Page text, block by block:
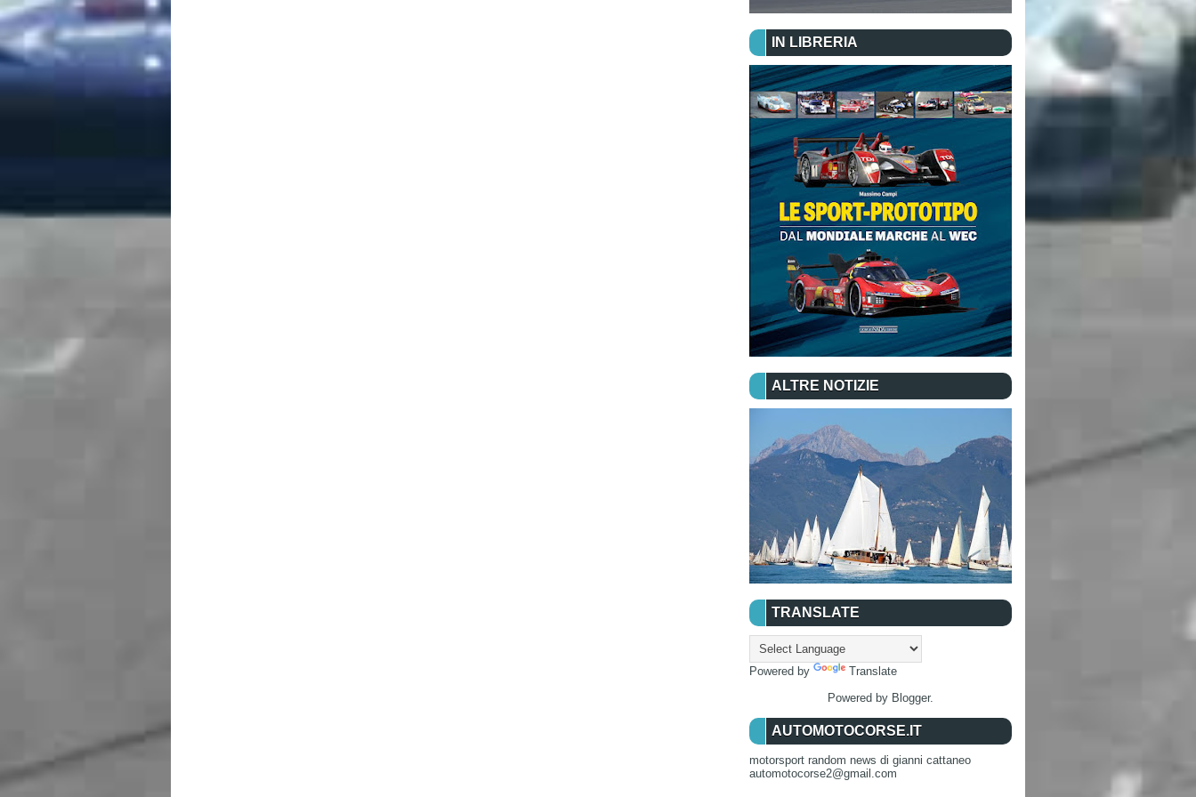
IN LIBRERIA
ALTRE NOTIZIE
TRANSLATE
Powered by
Translate
Powered by Blogger.
AUTOMOTOCORSE.IT
motorsport random news di gianni cattaneo
automotocorse2@gmail.com